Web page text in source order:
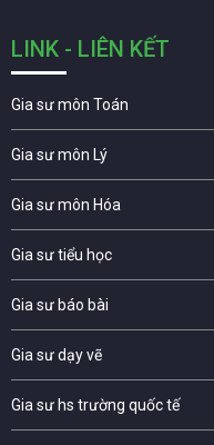
LINK - LIÊN KẾT
Gia sư môn Toán
Gia sư môn Lý
Gia sư môn Hóa
Gia sư tiểu học
Gia sư báo bài
Gia sư dạy vẽ
Gia sư hs trường quốc tế